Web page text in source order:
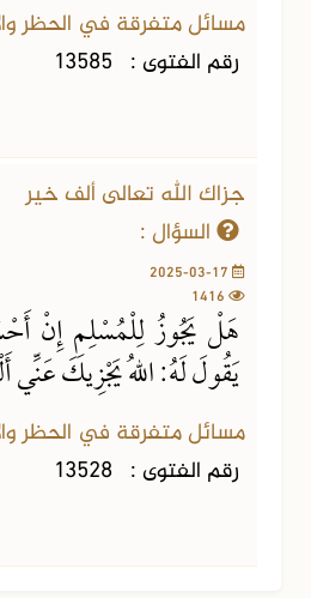
مسائل متفرقة في الحظر
رقم الفتوى : 13585
جزاك الله تعالى ألف خير
السؤال :
هَلْ يَجُوزُ لِلْمُسْلِمِ إِنْ
يَقُولَ لَهُ: اللهُ يَجْزِيكَ
مسائل متفرقة في الحظر
رقم الفتوى : 13528